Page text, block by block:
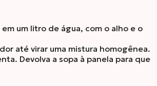
um litro de água, com o alho e o
até virar uma mistura homogênea.
Devolva a sopa à panela para que